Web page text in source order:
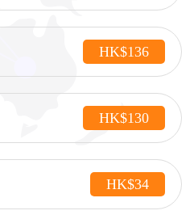
HK$136
HK$130
HK$34